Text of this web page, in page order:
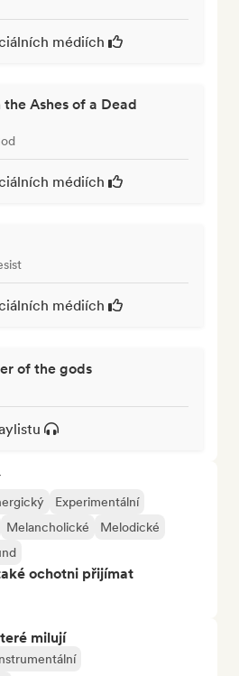
médiích
Ashes of a Dead
médiích
médiích
of the gods
Experimentální
Melancholické
Melodické
ochotni přijímat
milují